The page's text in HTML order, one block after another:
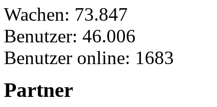
Wachen: 73.847
Benutzer: 46.006
Benutzer online: 1683
Partner